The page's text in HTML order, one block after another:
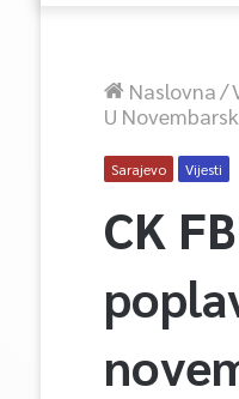
Naslovna/
U
Sarajevo Vijesti
CK